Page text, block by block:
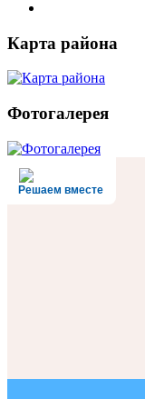
Карта района
Фотогалерея
Решаем вместе